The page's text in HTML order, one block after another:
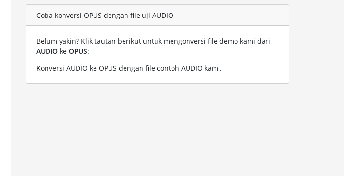
Coba konversi OPUS dengan file uji AUDIO
Belum yakin? Klik tautan berikut untuk mengonversi file demo kami dari
AUDIO ke OPUS:
Konversi AUDIO ke OPUS dengan file contoh AUDIO kami.